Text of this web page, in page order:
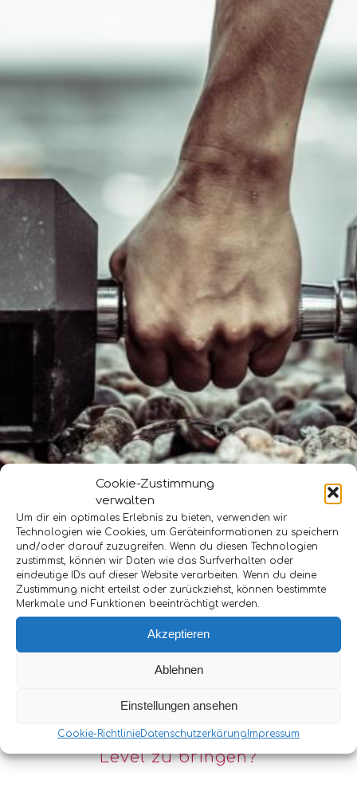
Cookie-Zustimmung
verwalten
Um dir ein optimales Erlebnis zu bieten, verwenden wir
Technologien wie Cookies, um Geräteinformationen zu speichern
und/oder darauf zuzugreifen. Wenn du diesen Technologien
zustimmst, können wir Daten wie das Surfverhalten oder
eindeutige IDs auf dieser Website verarbeiten. Wenn du deine
Zustimmung nicht erteilst oder zurückziehst, können bestimmte
Merkmale und Funktionen beeinträchtigt werden.
Akzeptieren
Ablehnen
Einstellungen ansehen
Cookie-RichtlinieDatenschutzerkärungImpressum
Bereit dein Training aufs nächste
Level zu bringen?